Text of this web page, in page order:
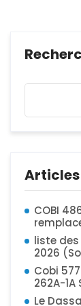
COBI
liste
2026
Cobi
262A-
Le